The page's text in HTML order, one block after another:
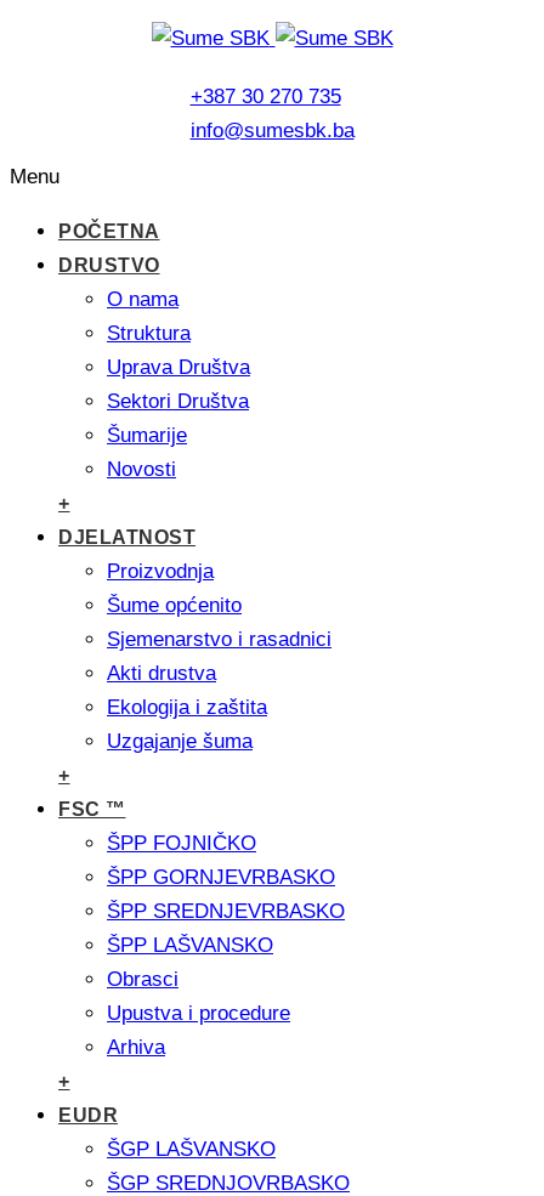
+387 30 270 735
info@sumesbk.ba
Menu
POČETNA
DRUSTVO
O nama
Struktura
Uprava Društva
Sektori Društva
Šumarije
Novosti
+
DJELATNOST
Proizvodnja
Šume općenito
Sjemenarstvo i rasadnici
Akti drustva
Ekologija i zaštita
Uzgajanje šuma
+
FSC ™
ŠPP FOJNIČKO
ŠPP GORNJEVRBASKO
ŠPP SREDNJEVRBASKO
ŠPP LAŠVANSKO
Obrasci
Upustva i procedure
Arhiva
+
EUDR
ŠGP LAŠVANSKO
ŠGP SREDNJOVRBASKO